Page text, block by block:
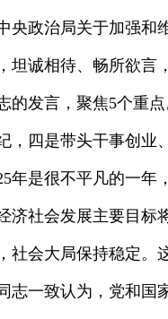
央政治局关于加强和
坦诚相待、畅所欲言
发言，聚焦5个重点
，四是带头干事创业
是很不平凡的一年
济社会发展主要目标
社会大局保持稳定。
一致认为，党和国家